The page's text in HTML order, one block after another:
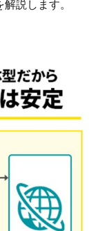
説します。